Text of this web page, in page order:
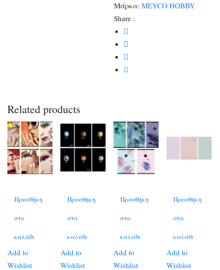
Μάρκα:MEYCO HOBBY
Share :
Related products
Προσθήκη
στο
καλάθι
Add to
Wishlist
Προσθήκη
στο
καλάθι
Add to
Wishlist
Προσθήκη
στο
καλάθι
Add to
Wishlist
Προσθήκη
στο
καλάθι
Add to
Wishlist